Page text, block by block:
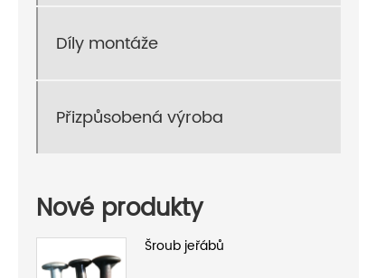
Díly montáže
Přizpůsobená výroba
Nové produkty
Šroub jeřábů